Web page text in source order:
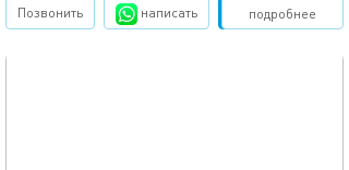
подробнее
Позвонить написать Забронировать